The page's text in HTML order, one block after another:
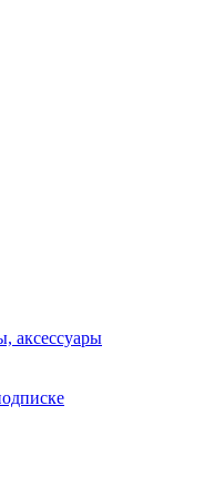
аксессуары